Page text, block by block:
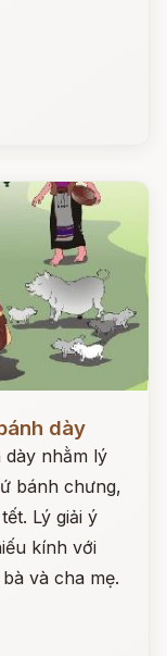
dày
nhằm lý
bánh chưng,
Lý giải ý
kính với
và cha mẹ.